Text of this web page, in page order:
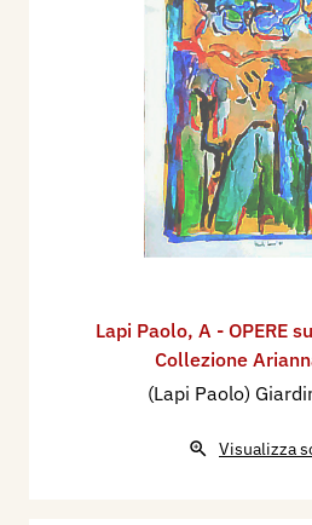
Lapi Paolo, A - OPERE
Collezione
(Lapi Paolo)
Visualizza